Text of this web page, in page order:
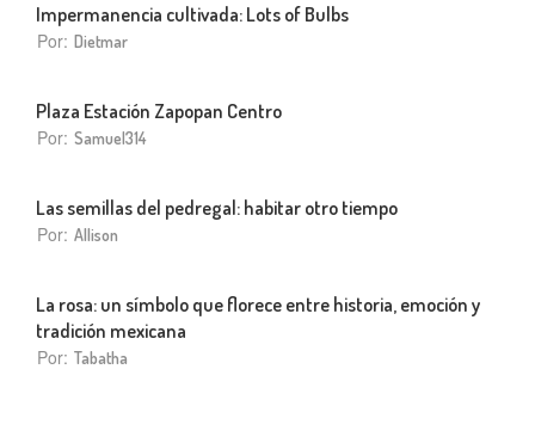
Impermanencia cultivada: Lots of Bulbs
Por: Dietmar
Plaza Estación Zapopan Centro
Por: Samuel314
Las semillas del pedregal: habitar otro tiempo
Por: Allison
La rosa: un símbolo que florece entre historia, emoción y
tradición mexicana
Por: Tabatha